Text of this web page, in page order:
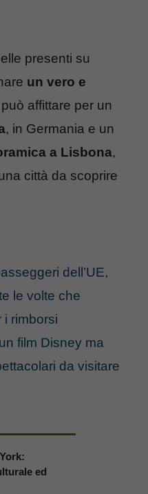
presenti su
un vero e
affittare per un
, in Germania e un
a Lisbona,
città da scoprire
dell’UE,
le volte che
i rimborsi
film Disney ma
da visitare
ed